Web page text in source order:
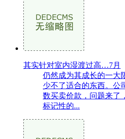
其实针对室内湿渡过高…7月
仍然成为其成长的一大
少不了适合的东西。公
数买卖价款，问题来了
标记性的...